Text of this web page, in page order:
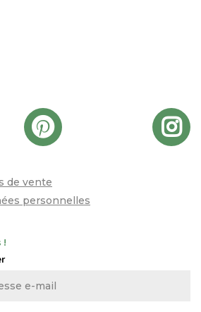
de vente
personnelles
!